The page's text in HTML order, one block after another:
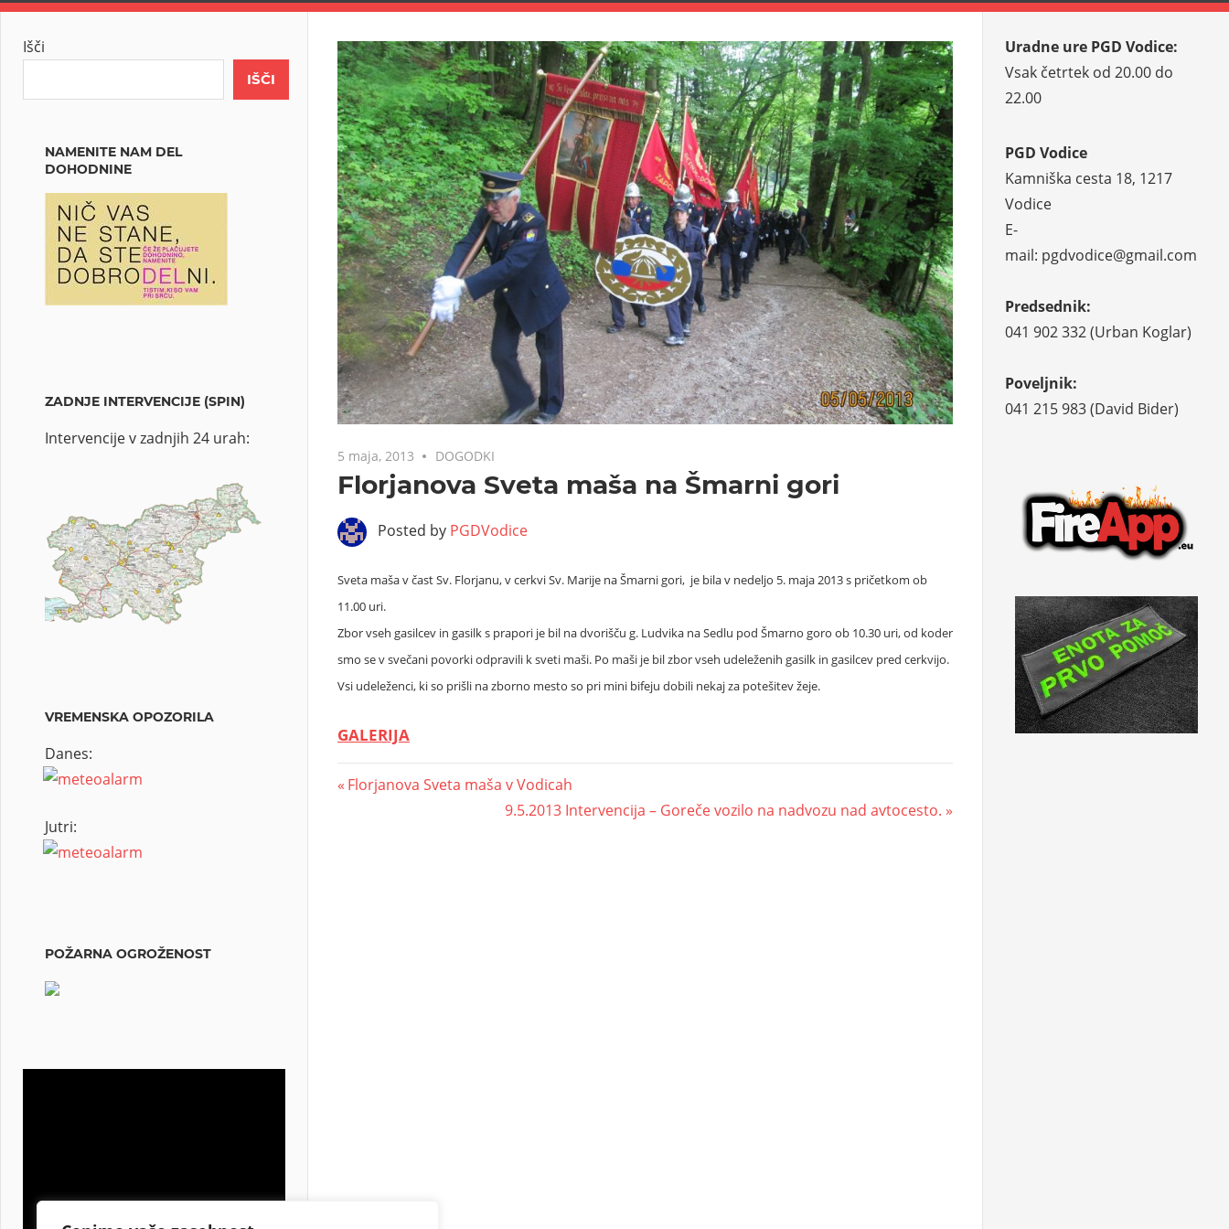
5 maja, 2013 DOGODKI
Florjanova Sveta maša na Šmarni gori
Posted by PGDVodice
Sveta maša v čast Sv. Florjanu, v cerkvi Sv. Marije na Šmarni gori, je bila v nedeljo 5. maja 2013 s pričetkom ob
11.00 uri.
Zbor vseh gasilcev in gasilk s prapori je bil na dvorišču g. Ludvika na Sedlu pod Šmarno goro ob 10.30 uri, od koder
smo se v svečani povorki odpravili k sveti maši. Po maši je bil zbor vseh udeleženih gasilk in gasilcev pred cerkvijo.
Vsi udeleženci, ki so prišli na zborno mesto so pri mini bifeju dobili nekaj za potešitev žeje.
GALERIJA
Florjanova Sveta maša v Vodicah
9.5.2013 Intervencija – Goreče vozilo na nadvozu nad avtocesto.
Išči
IŠČI
NAMENITE NAM DEL
DOHODNINE
ZADNJE INTERVENCIJE (SPIN)
Intervencije v zadnjih 24 urah:
VREMENSKA OPOZORILA
Danes:
Jutri:
POŽARNA OGROŽENOST
Uradne ure PGD Vodice:
Vsak četrtek od 20.00 do
22.00
PGD Vodice
Kamniška cesta 18, 1217
Vodice
E-
mail: pgdvodice@gmail.com
Predsednik:
041 902 332 (Urban Koglar)
Poveljnik:
041 215 983 (David Bider)